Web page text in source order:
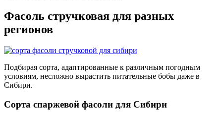
Фасоль стручковая для разных
регионов
Подбирая сорта, адаптированные к различным погодным
условиям, несложно вырастить питательные бобы даже в
Сибири.
Сорта спаржевой фасоли для Сибири